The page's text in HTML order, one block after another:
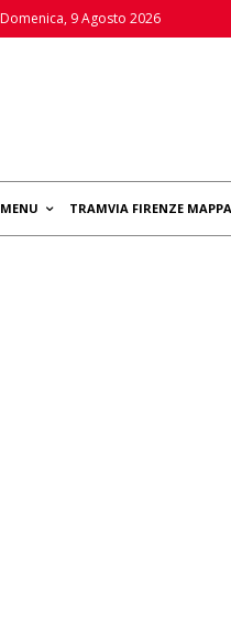
Domenica, 9 Agosto 2026
MENU TRAMVIA FIRENZE MAPPA